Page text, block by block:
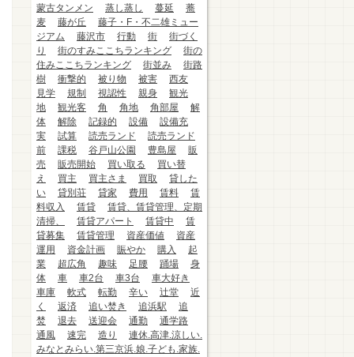
蒙古タンメン
蒸し蒸し 蔓延
蕎
麦
藤が丘
藤子・F・不二雄ミュー
ジアム
藤沢市 行動 街
街づく
り
街のすみここちランキング
街の
住みここちランキング
街並み
街路
樹
衝撃的 被り物 被害
西友
見学
規制 視認性 親身
観光
地
観光客 角 角地 角部屋
解
体
解除 記録的 設備
設備充
実
試算 読売ランド
読売ランド
前
課税 谷戸山公園 豊島屋
販
売
販売開始 買い取る
買い替
え
買主 買主さま 買取
貸した
い
貸別荘 貸家 費用 賃料
賃
料収入
賃貸
賃貸、賃貸管理、定期
清掃、
賃貸アパート 賃貸中
賃
貸募集
賃貸管理 資産価値
資産
運用
資金計画 賑やか 購入
起
業
超広角 趣味 足腰 踊場
身
体
車 車2台 車3台
車大好き
車庫
軟式 転勤 辛い 辻堂
近
く
返済 追い焚き 追浜駅
追
焚
退去 送迎会 通勤
通学路
通風
速完 造り
連休.高津.涼しい.
みなとみらい.第三京浜.娘.子ども.家族.